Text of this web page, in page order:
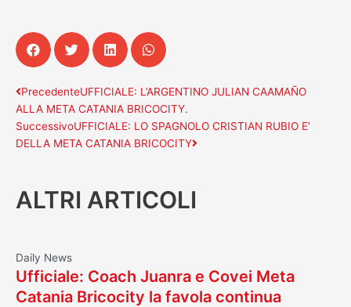
Precedente
PrecedenteUFFICIALE: L’ARGENTINO JULIAN CAAMAÑO
ALLA META CATANIA BRICOCITY.
SuccessivoUFFICIALE: LO SPAGNOLO CRISTIAN RUBIO E’
DELLA META CATANIA BRICOCITY
Successivo
ALTRI ARTICOLI
Daily News
Ufficiale: Coach Juanra e Covei Meta
Catania Bricocity la favola continua